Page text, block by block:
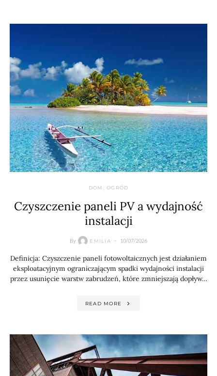
DOM, OGRÓD
Czyszczenie paneli PV a wydajność
instalacji
By EMILIA 10/07/2026
Definicja: Czyszczenie paneli fotowoltaicznych jest działaniem
eksploatacyjnym ograniczającym spadki wydajności instalacji
przez usunięcie warstw zabrudzeń, które zmniejszają dopływ…
READ MORE